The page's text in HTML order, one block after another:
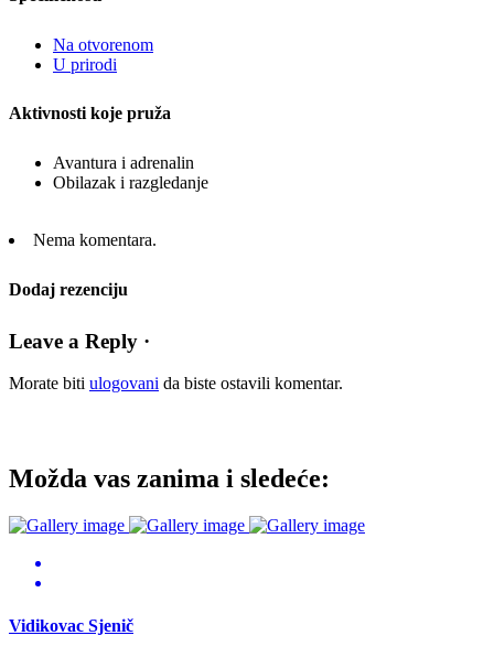
Na otvorenom
U prirodi
Aktivnosti koje pruža
Avantura i adrenalin
Obilazak i razgledanje
Nema komentara.
Dodaj rezenciju
Leave a Reply ·
Morate biti ulogovani da biste ostavili komentar.
Možda vas zanima i sledeće:
Vidikovac Sjenič